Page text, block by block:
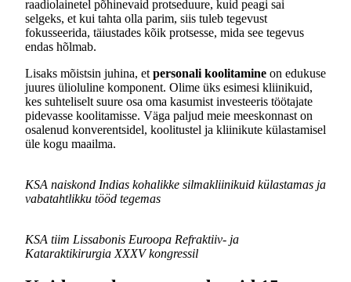
raadiolainetel põhinevaid protseduure, kuid peagi sai
selgeks, et kui tahta olla parim, siis tuleb tegevust
fokusseerida, täiustades kõik protsesse, mida see tegevus
endas hõlmab.
Lisaks mõistsin juhina, et personali koolitamine on edukuse
juures ülioluline komponent. Olime üks esimesi kliinikuid,
kes suhteliselt suure osa oma kasumist investeeris töötajate
pidevasse koolitamisse. Väga paljud meie meeskonnast on
osalenud konverentsidel, koolitustel ja kliinikute külastamisel
üle kogu maailma.
KSA naiskond Indias kohalikke silmakliinikuid külastamas ja
vabatahtlikku tööd tegemas
KSA tiim Lissabonis Euroopa Refraktiiv- ja
Kataraktikirurgia XXXV kongressil